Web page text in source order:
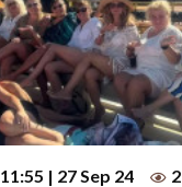
11:55 | 27 Sep 24